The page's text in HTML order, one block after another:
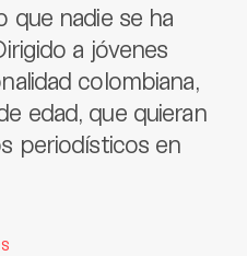
que nadie se ha
a jóvenes
colombiana,
edad, que quieran
periodísticos en